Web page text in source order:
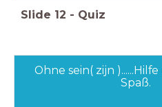
Slide 12 - Quiz
Ohne sein( zijn
Spaß.